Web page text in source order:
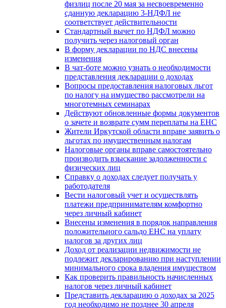
физлиц после 20 мая за несвоевременно
сданную декларацию 3-НДФЛ не
соответствует действительности
Стандартный вычет по НДФЛ можно
получить через налоговый орган
В форму декларации по НДС внесены
изменения
В чат-боте можно узнать о необходимости
представления декларации о доходах
Вопросы предоставления налоговых льгот
по налогу на имущество рассмотрели на
многотемных семинарах
Действуют обновленные формы документов
о зачете и возврате сумм переплаты на ЕНС
Жители Иркутской области вправе заявить о
льготах по имущественным налогам
Налоговые органы вправе самостоятельно
производить взыскание задолженности с
физических лиц
Справку о доходах следует получать у
работодателя
Вести налоговый учет и осуществлять
платежи предпринимателям комфортно
через личный кабинет
Внесены изменения в порядок направления
положительного сальдо ЕНС на уплату
налогов за других лиц
Доход от реализации недвижимости не
подлежит декларированию при наступлении
минимального срока владения имуществом
Как проверить правильность начисленных
налогов через личный кабинет
Представить декларацию о доходах за 2025
год необходимо не позднее 30 апреля